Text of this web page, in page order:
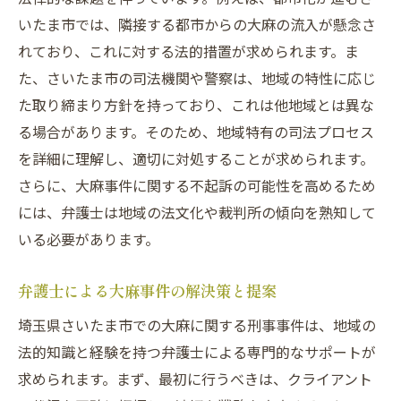
いたま市では、隣接する都市からの大麻の流入が懸念さ
れており、これに対する法的措置が求められます。ま
た、さいたま市の司法機関や警察は、地域の特性に応じ
た取り締まり方針を持っており、これは他地域とは異な
る場合があります。そのため、地域特有の司法プロセス
を詳細に理解し、適切に対処することが求められます。
さらに、大麻事件に関する不起訴の可能性を高めるため
には、弁護士は地域の法文化や裁判所の傾向を熟知して
いる必要があります。
弁護士による大麻事件の解決策と提案
埼玉県さいたま市での大麻に関する刑事事件は、地域の
法的知識と経験を持つ弁護士による専門的なサポートが
求められます。まず、最初に行うべきは、クライアント